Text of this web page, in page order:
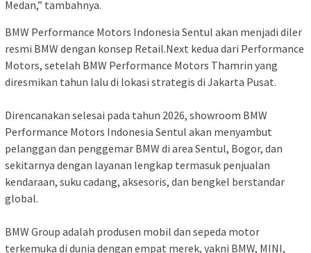
Medan,” tambahnya.
BMW Performance Motors Indonesia Sentul akan menjadi diler
resmi BMW dengan konsep Retail.Next kedua dari Performance
Motors, setelah BMW Performance Motors Thamrin yang
diresmikan tahun lalu di lokasi strategis di Jakarta Pusat.
Direncanakan selesai pada tahun 2026, showroom BMW
Performance Motors Indonesia Sentul akan menyambut
pelanggan dan penggemar BMW di area Sentul, Bogor, dan
sekitarnya dengan layanan lengkap termasuk penjualan
kendaraan, suku cadang, aksesoris, dan bengkel berstandar
global.
BMW Group adalah produsen mobil dan sepeda motor
terkemuka di dunia dengan empat merek, yakni BMW, MINI,